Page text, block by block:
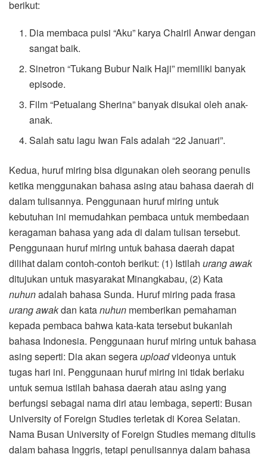
berikut:
Dia membaca puisi “Aku” karya Chairil Anwar dengan
sangat baik.
Sinetron “Tukang Bubur Naik Haji” memiliki banyak
episode.
Film “Petualang Sherina” banyak disukai oleh anak-
anak.
Salah satu lagu Iwan Fals adalah “22 Januari”.
Kedua, huruf miring bisa digunakan oleh seorang penulis
ketika menggunakan bahasa asing atau bahasa daerah di
dalam tulisannya. Penggunaan huruf miring untuk
kebutuhan ini memudahkan pembaca untuk membedaan
keragaman bahasa yang ada di dalam tulisan tersebut.
Penggunaan huruf miring untuk bahasa daerah dapat
dilihat dalam contoh-contoh berikut: (1) Istilah urang awak
ditujukan untuk masyarakat Minangkabau, (2) Kata
nuhunadalah bahasa Sunda. Huruf miring pada frasa
urang awakdan katanuhun memberikan pemahaman
kepada pembaca bahwa kata-kata tersebut bukanlah
bahasa Indonesia. Penggunaan huruf miring untuk bahasa
asing seperti: Dia akan segerauploadvideonya untuk
tugas hari ini. Penggunaan huruf miring ini tidak berlaku
untuk semua istilah bahasa daerah atau asing yang
berfungsi sebagai nama diri atau lembaga, seperti: Busan
University of Foreign Studies terletak di Korea Selatan.
Nama Busan University of Foreign Studies memang ditulis
dalam bahasa Inggris, tetapi penulisannya dalam bahasa